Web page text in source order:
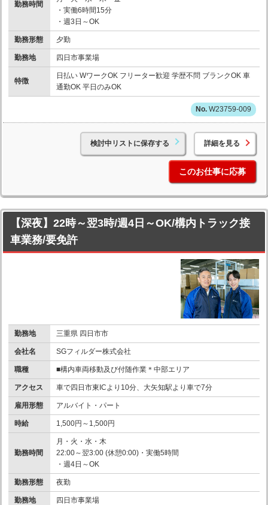
勤務時間
・実働6時間15分
・週3日～OK
勤務形態 夕勤
勤務地 四日市事業場
特徴
日払い WワークOK フリーター歓迎 学歴不問 ブランクOK 車
通勤OK 平日のみOK
W23759-009
検討中リストに保存する 詳細を見る
このお仕事に応募
【深夜】22時～翌3時/週4日～OK/構内トラック接
車業務/要免許
勤務地 三重県 四日市市
会社名 SGフィルダー株式会社
職種 ■構内車両移動及び付随作業＊中部エリア
アクセス 車で四日市東ICより10分、大矢知駅より車で7分
雇用形態 アルバイト・パート
時給 1,500円～1,500円
勤務時間
月・火・水・木
22:00～翌3:00 (休憩0:00)・実働5時間
・週4日～OK
勤務形態 夜勤
勤務地 四日市事業場